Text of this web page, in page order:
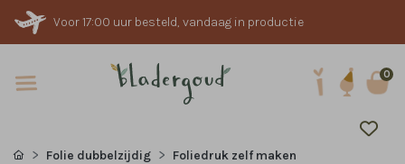
Voor 17:00 uur besteld, vandaag in productie
0
Folie dubbelzijdig Foliedruk zelf maken